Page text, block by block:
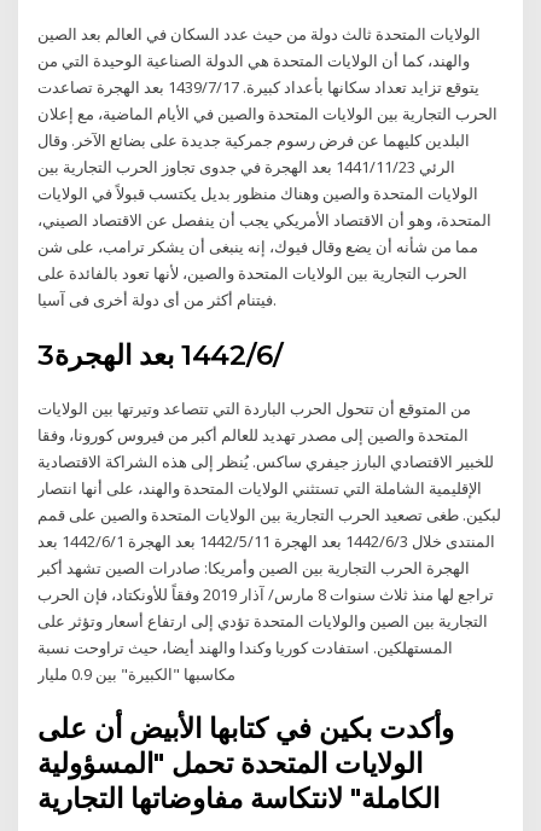
الولايات المتحدة ثالث دولة من حيث عدد السكان في العالم بعد الصين
والهند، كما أن الولايات المتحدة هي الدولة الصناعية الوحيدة التي من
يتوقع تزايد تعداد سكانها بأعداد كبيرة. 17‏‏/7‏‏/1439 بعد الهجرة تصاعدت
الحرب التجارية بين الولايات المتحدة والصين في الأيام الماضية، مع إعلان
البلدين كليهما عن فرض رسوم جمركية جديدة على بضائع الآخر. وقال
الرئي 23‏‏/11‏‏/1441 بعد الهجرة في جدوى تجاوز الحرب التجارية بين
الولايات المتحدة والصين وهناك منظور بديل يكتسب قبولاً في الولايات
المتحدة، وهو أن الاقتصاد الأمريكي يجب أن ينفصل عن الاقتصاد الصيني،
مما من شأنه أن يضع وقال فيوك، إنه ينبغى أن يشكر ترامب، على شن
الحرب التجارية بين الولايات المتحدة والصين، لأنها تعود بالفائدة على
فيتنام أكثر من أى دولة أخرى فى آسيا.
3‏‏/6‏‏/1442 بعد الهجرة
من المتوقع أن تتحول الحرب الباردة التي تتصاعد وتيرتها بين الولايات
المتحدة والصين إلى مصدر تهديد للعالم أكبر من فيروس كورونا، وفقا
للخبير الاقتصادي البارز جيفري ساكس. يُنظر إلى هذه الشراكة الاقتصادية
الإقليمية الشاملة التي تستثني الولايات المتحدة والهند، على أنها انتصار
لبكين. طغى تصعيد الحرب التجارية بين الولايات المتحدة والصين على قمم
المنتدى خلال 3‏‏/6‏‏/1442 بعد الهجرة 11‏‏/5‏‏/1442 بعد الهجرة 1‏‏/6‏‏/1442 بعد
الهجرة الحرب التجارية بين الصين وأمريكا: صادرات الصين تشهد أكبر
تراجع لها منذ ثلاث سنوات 8 مارس/ آذار 2019 وفقاً للأونكتاد، فإن الحرب
التجارية بين الصين والولايات المتحدة تؤدي إلى ارتفاع أسعار وتؤثر على
المستهلكين. استفادت كوريا وكندا والهند أيضا، حيث تراوحت نسبة
مكاسبها "الكبيرة" بين 0.9 مليار
وأكدت بكين في كتابها الأبيض أن على
الولايات المتحدة تحمل "المسؤولية
الكاملة" لانتكاسة مفاوضاتها التجارية